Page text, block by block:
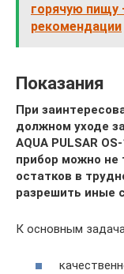
горячую пищу
рекомендации
Показания
При
должном уходе
AQUA PULSAR
прибор можно не
остатков в
разрешить иные
К основным